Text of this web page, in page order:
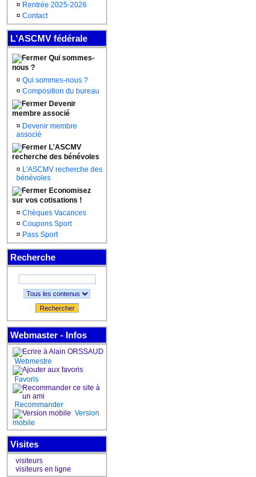
¤ Rentrée 2025-2026
¤ Contact
L'ASCMV fédérale
Qui sommes-
nous ?
¤ Qui sommes-nous ?
¤ Composition du bureau
Devenir
membre associé
¤ Devenir membre
associé
L'ASCMV
recherche des bénévoles
¤ L'ASCMV recherche des
bénévoles
Economisez
sur vos cotisations !
¤ Chèques Vacances
¤ Coupons Sport
¤ Pass Sport
Recherche
Rechercher
Webmaster - Infos
Webmestre
Favoris
Recommander
Version
mobile
Visites
visiteurs
visiteurs en ligne